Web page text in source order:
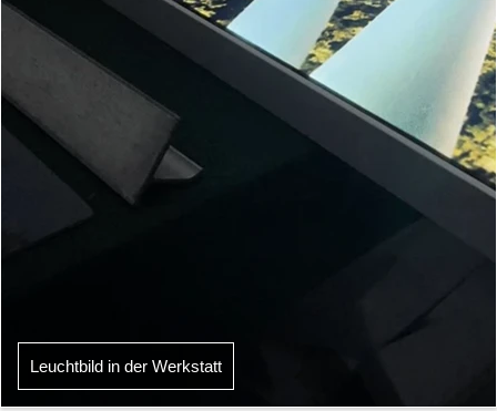
Leuchtbild in der Werkstatt